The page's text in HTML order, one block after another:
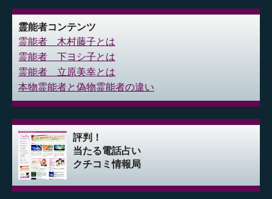
霊能者コンテンツ
霊能者 木村藤子とは
霊能者 下ヨシ子とは
霊能者 立原美幸とは
本物霊能者と偽物霊能者の違い
評判！
当たる電話占い
クチコミ情報局